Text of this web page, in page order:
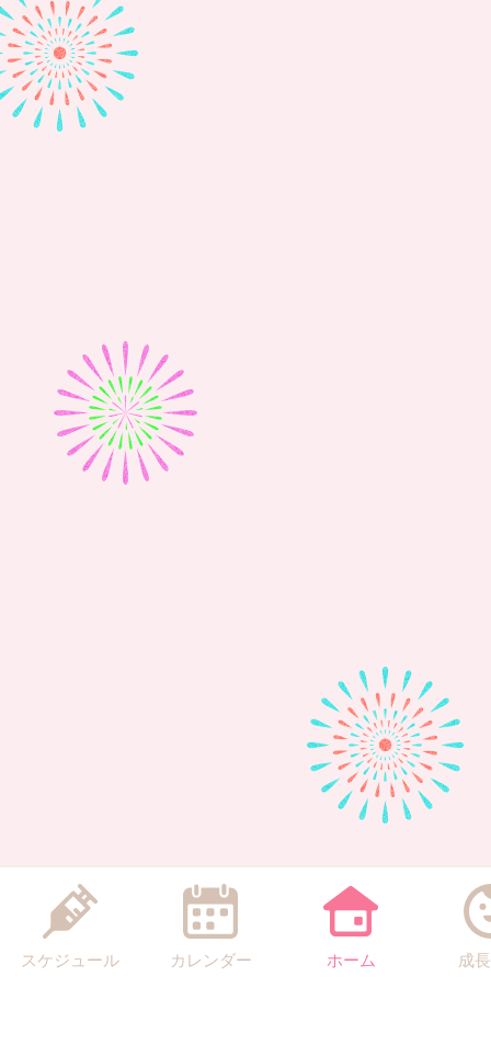
スケジュール カレンダー ホーム 成